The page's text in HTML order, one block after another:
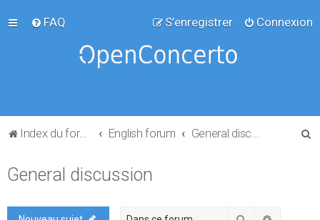
FAQ Connexion
S’enregistrer
Index du forum English forum
General discussion